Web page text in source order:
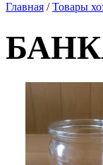
Главная /Товары